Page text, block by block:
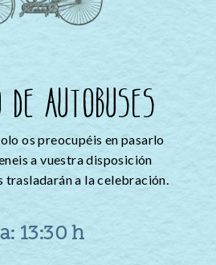
autobuses
os preocupéis en pasarlo
a vuestra disposición
trasladarána la celebración.
13:30 h